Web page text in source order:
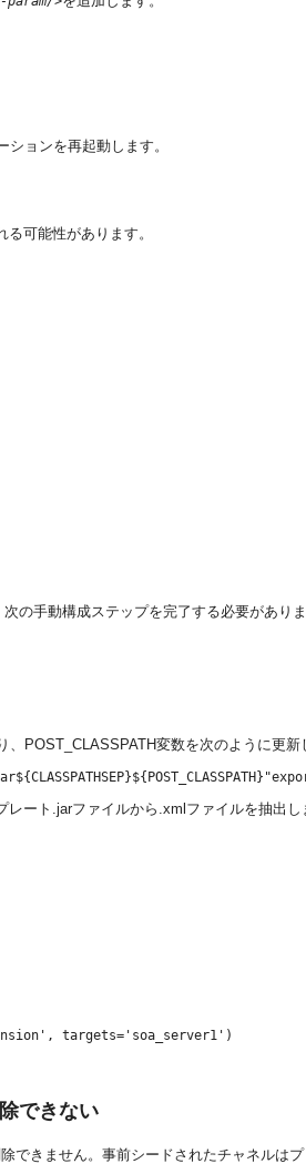
ションを再起動します。
可能性があります。
の手動構成ステップを完了する必要がありま
、POST_CLASSPATH変数を次のように更新
レート.jarファイルから.xmlファイルを抽出し
できない
きません。事前シードされたチャネルは